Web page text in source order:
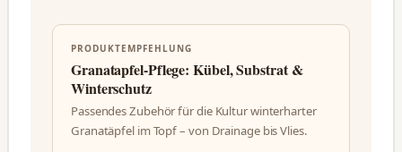
PRODUKTEMPFEHLUNG
Granatapfel-Pflege: Kübel, Substrat &
Winterschutz
Passendes Zubehör für die Kultur winterharter
Granatäpfel im Topf – von Drainage bis Vlies.